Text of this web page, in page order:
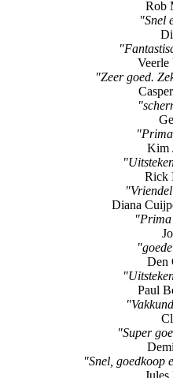
"Home knop
Rob
"Snel
"Zeer goed.
"Prima
Kim
Rick
Diana
"Prima
Den
Paul